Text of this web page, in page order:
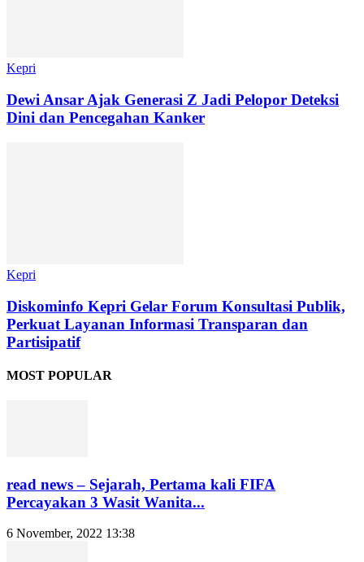
Kepri
Dewi Ansar Ajak Generasi Z Jadi Pelopor Deteksi
Dini dan Pencegahan Kanker
Kepri
Diskominfo Kepri Gelar Forum Konsultasi Publik,
Perkuat Layanan Informasi Transparan dan
Partisipatif
MOST POPULAR
read news – Sejarah, Pertama kali FIFA
Percayakan 3 Wasit Wanita...
6 November, 2022 13:38